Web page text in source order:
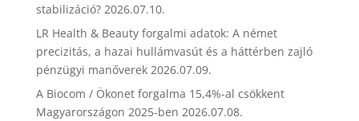
stabilizáció? 2026.07.10.
LR Health & Beauty forgalmi adatok: A német
precizitás, a hazai hullámvasút és a háttérben zajló
pénzügyi manőverek 2026.07.09.
A Biocom / Ökonet forgalma 15,4%-al csökkent
Magyarországon 2025-ben 2026.07.08.